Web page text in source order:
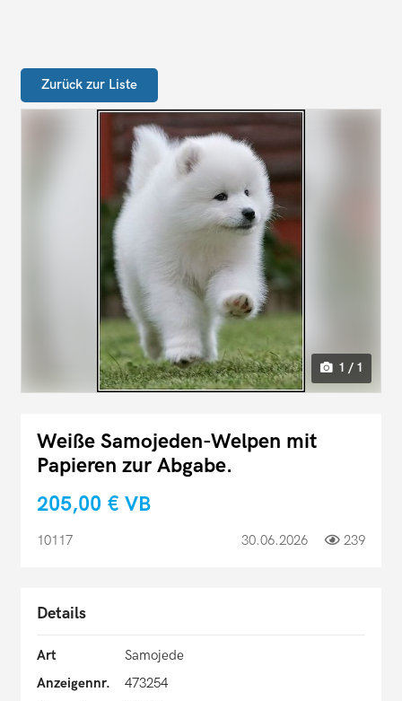
Zurück zur Liste
1 / 1
Weiße Samojeden-Welpen mit
Papieren zur Abgabe.
205,00 € VB
10117 30.06.2026 239
Details
Art
Samojede
Anzeigennr.
473254